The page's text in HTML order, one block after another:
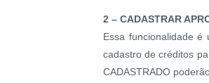
2 – CADASTRAR
Essa funcionalidade
cadastro de créditos
CADASTRADO